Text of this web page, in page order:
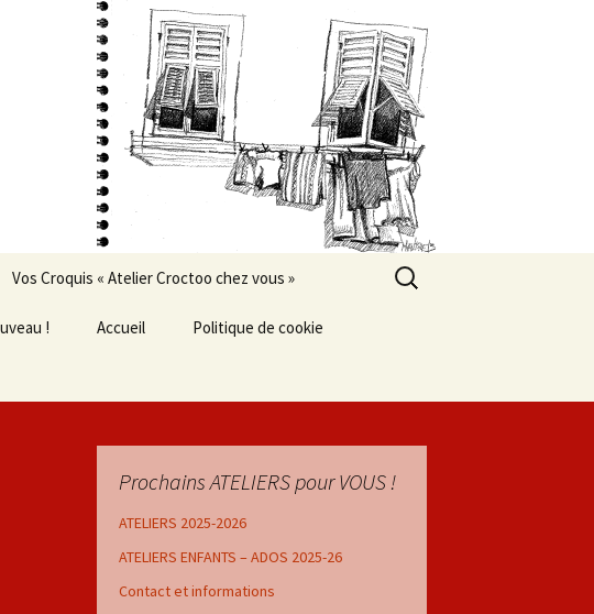
Vos Croquis « Atelier Croctoo chez vous »
! Accueil Politique de cookie
Rechercher :
Prochains ATELIERS pour VOUS !
ATELIERS 2025-2026
ATELIERS ENFANTS – ADOS 2025-26
Contact et informations